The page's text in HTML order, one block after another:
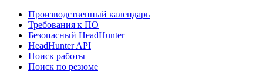
Производственный календарь
Требования к ПО
Безопасный HeadHunter
HeadHunter API
Поиск работы
Поиск по резюме